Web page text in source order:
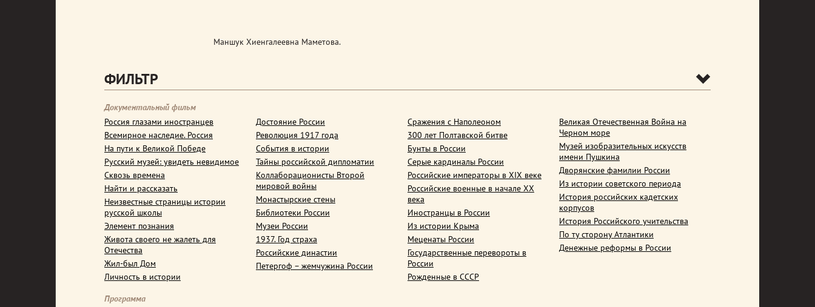
Маншук Хиенгалеевна Маметова.
ФИЛЬТР
Документальный фильм
Россия глазами иностранцев
Всемирное наследие. Россия
На пути к Великой Победе
Русский музей: увидеть невидимое
Сквозь времена
Найти и рассказать
Неизвестные страницы истории
русской школы
Элемент познания
Живота своего не жалеть для
Отечества
Жил-был Дом
Личность в истории
Достояние России
Революция 1917 года
События в истории
Тайны российской дипломатии
Коллаборационисты Второй
мировой войны
Монастырские стены
Библиотеки России
Музеи России
1937. Год страха
Российские династии
Петергоф – жемчужина России
Сражения с Наполеоном
300 лет Полтавской битве
Бунты в России
Серые кардиналы России
Российские императоры в XIX веке
Российские военные в начале ХХ
века
Иностранцы в России
Из истории Крыма
Меценаты России
Государственные перевороты в
России
Рожденные в СССР
Великая Отечественная Война на
Черном море
Музей изобразительных искусств
имени Пушкина
Дворянские фамилии России
Из истории советского периода
История российских кадетских
корпусов
История Российского учительства
По ту сторону Атлантики
Денежные реформы в России
Программа